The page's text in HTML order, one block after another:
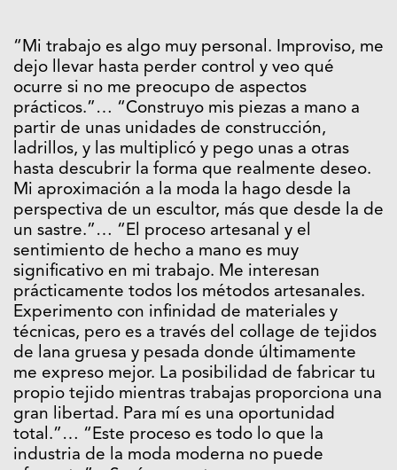
“Mi trabajo es algo muy personal. Improviso, me
dejo llevar hasta perder control y veo qué
ocurre si no me preocupo de aspectos
prácticos.”… “Construyo mis piezas a mano a
partir de unas unidades de construcción,
ladrillos, y las multiplicó y pego unas a otras
hasta descubrir la forma que realmente deseo.
Mi aproximación a la moda la hago desde la
perspectiva de un escultor, más que desde la de
un sastre.”… “El proceso artesanal y el
sentimiento de hecho a mano es muy
significativo en mi trabajo. Me interesan
prácticamente todos los métodos artesanales.
Experimento con infinidad de materiales y
técnicas, pero es a través del collage de tejidos
de lana gruesa y pesada donde últimamente
me expreso mejor. La posibilidad de fabricar tu
propio tejido mientras trabajas proporciona una
gran libertad. Para mí es una oportunidad
total.”… “Este proceso es todo lo que la
industria de la moda moderna no puede